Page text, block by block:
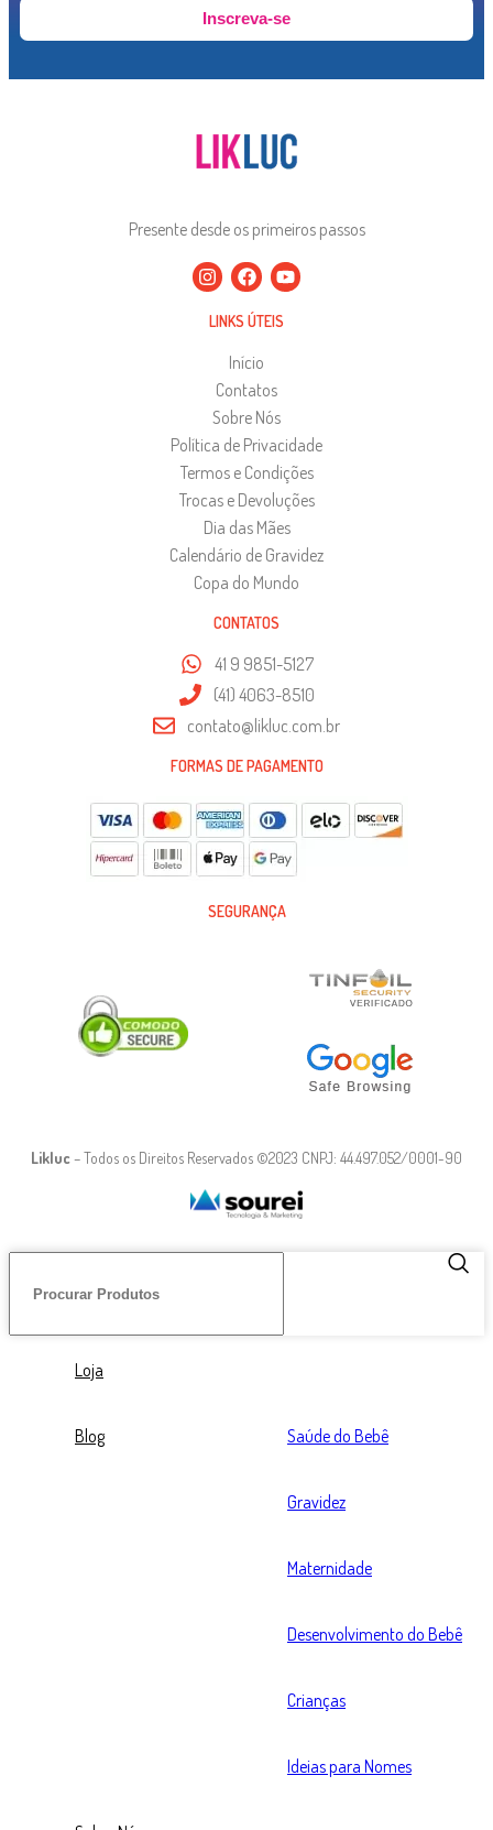
Inscreva-se
Presente desde os primeiros passos
LINKS ÚTEIS
Início
Contatos
Sobre Nós
Política de Privacidade
Termos e Condições
Trocas e Devoluções
Dia das Mães
Calendário de Gravidez
Copa do Mundo
CONTATOS
41 9 9851-5127
(41) 4063-8510
contato@likluc.com.br
FORMAS DE PAGAMENTO
SEGURANÇA
Likluc– Todos os Direitos Reservados ©2023 CNPJ: 44.497.052/0001-90
Loja
Blog Saúde do Bebê
Gravidez
Maternidade
Desenvolvimento do Bebê
Crianças
Ideias para Nomes